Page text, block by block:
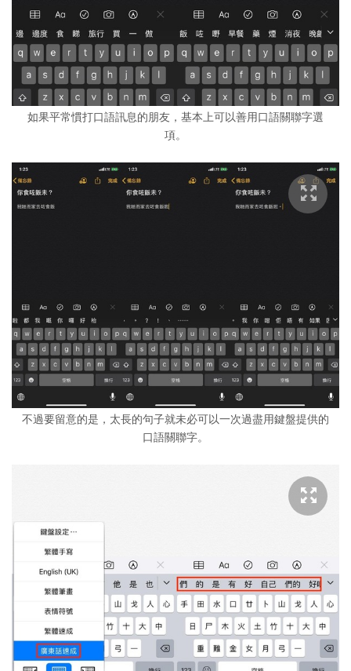
如果平常慣打口語訊息的朋友，基本上可以善用口語關聯字選
項。
不過要留意的是，太長的句子就未必可以一次過盡用鍵盤提供的
口語關聯字。